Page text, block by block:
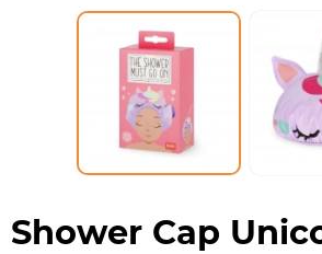
Shower Cap